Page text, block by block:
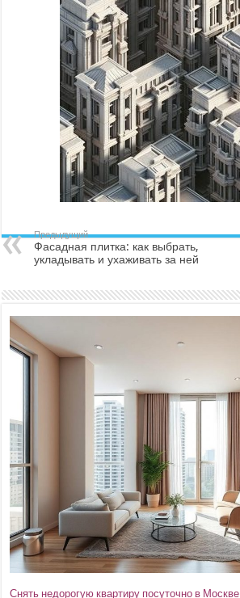
Предыдущий
Фасадная плитка: как выбрать,
укладывать и ухаживать за ней
Снять недорогую квартиру посуточно в Москве